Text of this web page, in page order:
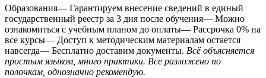
Образования— Гарантируем внесение сведений в единый
государственный реестр за 3 дня после обучения— Можно
ознакомиться с учебным планом до оплаты— Рассрочка 0% на
все курсы— Доступ к методическим материалам остается
навсегда— Бесплатно доставим документы. Всё объясняется
простым языком, много практики. Все разложено по
полочкам, однозначно рекомендую.